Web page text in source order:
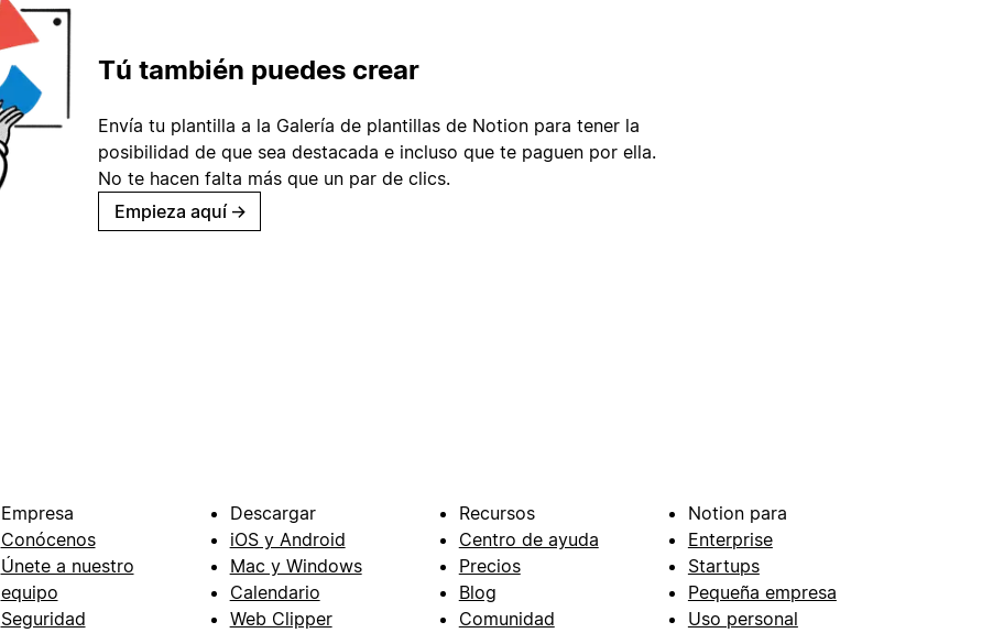
Tú también puedes crear
Envía tu plantilla a la Galería de plantillas de Notion para tener la
posibilidad de que sea destacada e incluso que te paguen por ella.
No te hacen falta más que un par de clics.
Empieza aquí →
Empresa
Conócenos
Únete a nuestro
equipo
Seguridad
Descargar
iOS y Android
Mac y Windows
Calendario
Web Clipper
Recursos
Centro de ayuda
Precios
Blog
Comunidad
Notion para
Enterprise
Startups
Pequeña empresa
Uso personal